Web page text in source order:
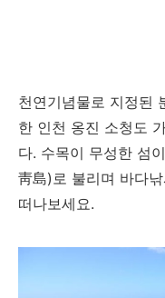
천연기념물로 지정된
한 인천 옹진 소청도
다. 수목이 무성한 섬
靑島)로 불리며 바다
떠나보세요.